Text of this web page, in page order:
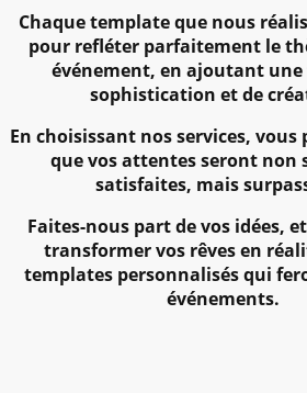
Chaque template que nous
pour refléter parfaitement le
événement, en ajoutant une
sophistication et de
En choisissant nos services, vous
que vos attentes seront non
satisfaites, mais
Faites-nous part de vos idées,
transformer vos rêves en
templates personnalisés qui
événements.